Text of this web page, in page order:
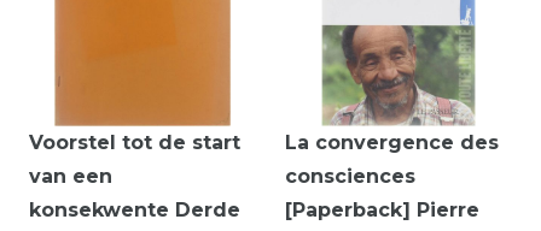
Voorstel tot de start
van een
konsekwente Derde
La convergence des
consciences
[Paperback] Pierre